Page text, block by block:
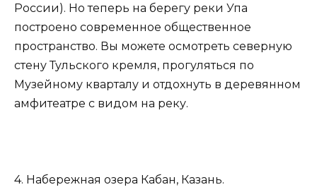
России). Но теперь на берегу реки Упа
построено современное общественное
пространство. Вы можете осмотреть северную
стену Тульского кремля, прогуляться по
Музейному кварталу и отдохнуть в деревянном
амфитеатре с видом на реку.
4. Набережная озера Кабан, Казань.